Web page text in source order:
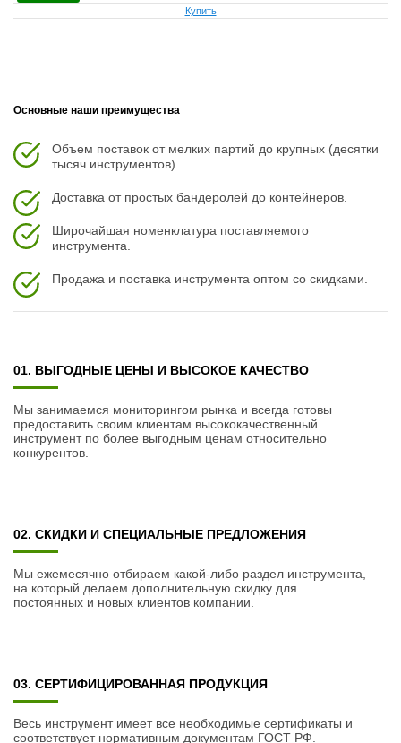
Купить
Основные наши преимущества
Объем поставок от мелких партий до крупных (десятки
тысяч инструментов).
Доставка от простых бандеролей до контейнеров.
Широчайшая номенклатура поставляемого
инструмента.
Продажа и поставка инструмента оптом со скидками.
01. ВЫГОДНЫЕ ЦЕНЫ И ВЫСОКОЕ КАЧЕСТВО
Мы занимаемся мониторингом рынка и всегда готовы
предоставить своим клиентам высококачественный
инструмент по более выгодным ценам относительно
конкурентов.
02. СКИДКИ И СПЕЦИАЛЬНЫЕ ПРЕДЛОЖЕНИЯ
Мы ежемесячно отбираем какой-либо раздел инструмента,
на который делаем дополнительную скидку для
постоянных и новых клиентов компании.
03. СЕРТИФИЦИРОВАННАЯ ПРОДУКЦИЯ
Весь инструмент имеет все необходимые сертификаты и
соответствует нормативным документам ГОСТ РФ.